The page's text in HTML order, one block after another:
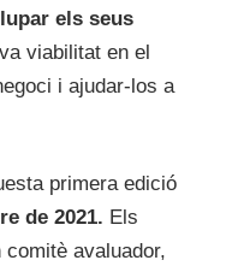
els seus
viabilitat en el
i ajudar-los a
primera edició
de 2021. Els
avaluador,